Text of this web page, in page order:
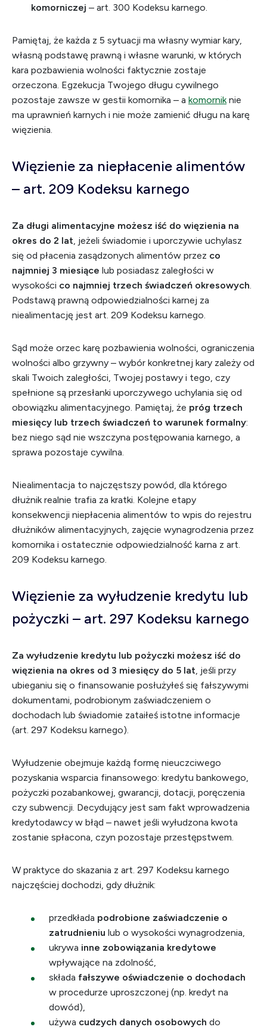
komorniczej – art. 300 Kodeksu karnego.
Pamiętaj, że każda z 5 sytuacji ma własny wymiar kary,
własną podstawę prawną i własne warunki, w których
kara pozbawienia wolności faktycznie zostaje
orzeczona. Egzekucja Twojego długu cywilnego
pozostaje zawsze w gestii komornika – a komorniknie
ma uprawnień karnych i nie może zamienić długu na karę
więzienia.
Więzienie za niepłacenie alimentów
– art. 209 Kodeksu karnego
Za długi alimentacyjne możesz iść do więzienia na
okres do 2 lat, jeżeli świadomie i uporczywie uchylasz
się od płacenia zasądzonych alimentów przez co
najmniej 3 miesiące lub posiadasz zaległości w
wysokości co najmniej trzech świadczeń okresowych.
Podstawą prawną odpowiedzialności karnej za
niealimentację jest art. 209 Kodeksu karnego.
Sąd może orzec karę pozbawienia wolności, ograniczenia
wolności albo grzywny – wybór konkretnej kary zależy od
skali Twoich zaległości, Twojej postawy i tego, czy
spełnione są przesłanki uporczywego uchylania się od
obowiązku alimentacyjnego. Pamiętaj, że próg trzech
miesięcy lub trzech świadczeń to warunek formalny:
bez niego sąd nie wszczyna postępowania karnego, a
sprawa pozostaje cywilna.
Niealimentacja to najczęstszy powód, dla którego
dłużnik realnie trafia za kratki. Kolejne etapy
konsekwencji niepłacenia alimentów to wpis do rejestru
dłużników alimentacyjnych, zajęcie wynagrodzenia przez
komornika i ostatecznie odpowiedzialność karna z art.
209 Kodeksu karnego.
Więzienie za wyłudzenie kredytu lub
pożyczki – art. 297 Kodeksu karnego
Za wyłudzenie kredytu lub pożyczki możesz iść do
więzienia na okres od 3 miesięcy do 5 lat, jeśli przy
ubieganiu się o finansowanie posłużyłeś się fałszywymi
dokumentami, podrobionym zaświadczeniem o
dochodach lub świadomie zataiłeś istotne informacje
(art. 297 Kodeksu karnego).
Wyłudzenie obejmuje każdą formę nieuczciwego
pozyskania wsparcia finansowego: kredytu bankowego,
pożyczki pozabankowej, gwarancji, dotacji, poręczenia
czy subwencji. Decydujący jest sam fakt wprowadzenia
kredytodawcy w błąd – nawet jeśli wyłudzona kwota
zostanie spłacona, czyn pozostaje przestępstwem.
W praktyce do skazania z art. 297 Kodeksu karnego
najczęściej dochodzi, gdy dłużnik:
przedkłada podrobione zaświadczenie o
zatrudnieniu lub o wysokości wynagrodzenia,
ukrywa inne zobowiązania kredytowe
wpływające na zdolność,
składa fałszywe oświadczenie o dochodach
w procedurze uproszczonej (np. kredyt na
dowód),
używa cudzych danych osobowych do